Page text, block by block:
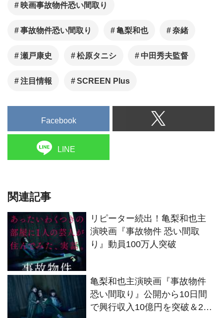
ト上映中！！
映画事故物件恐い間取り
事故物件恐い間取り 亀梨和也 奈緒
瀬戸康史 松原タニシ 中田秀夫監督
注目情報 SCREEN Plus
Facebook
LINE
関連記事
リピーター続出！亀梨和也主
演映画『事故物件 恐い間取
り』動員100万人突破
亀梨和也主演映画『事故物件
恐い間取り』公開から10日間
で興行収入10億円を突破＆2週